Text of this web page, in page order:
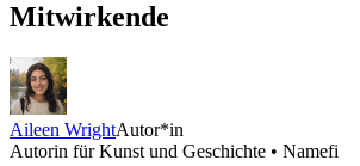
Mitwirkende
Aileen WrightAutor*in
Autorin für Kunst und Geschichte • Namefi